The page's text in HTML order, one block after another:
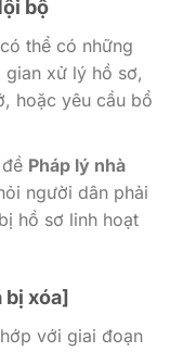
bộ
thể có những
gian xử lý hồ sơ,
hoặc yêu cầu bổ
Pháp lý nhà
người dân phải
hồ sơ linh hoạt
bị xóa]
với giai đoạn